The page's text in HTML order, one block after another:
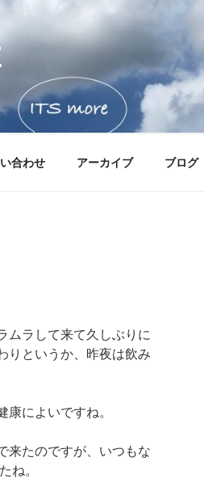
合わせ アーカイブ ブログ
ムラして来て久しぶりに
りというか、昨夜は飲み
によいですね。
来たのですが、いつもな
ね。